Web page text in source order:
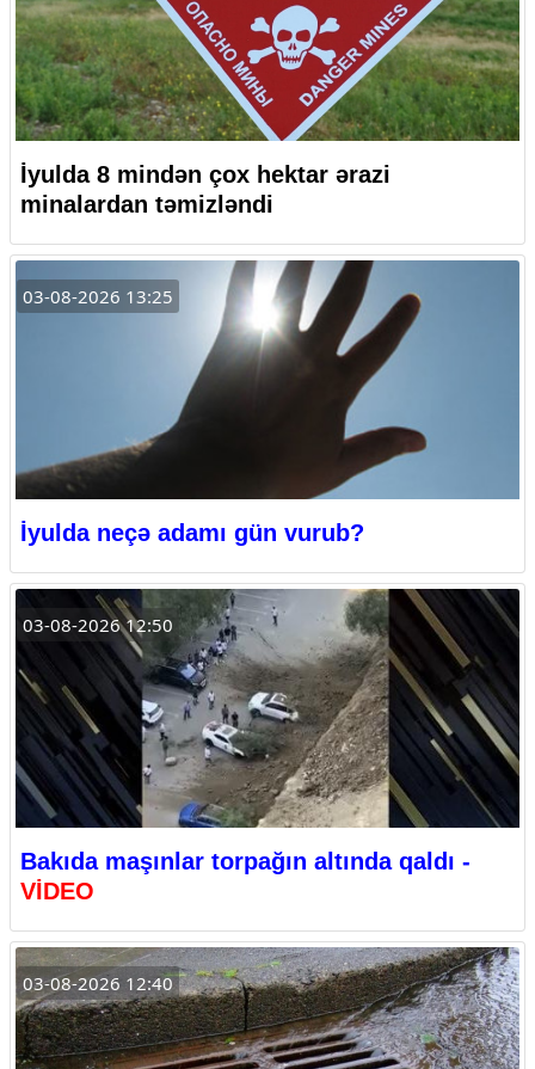
İyulda 8 mindən çox hektar ərazi
minalardan təmizləndi
03-08-2026 13:25
İyulda neçə adamı gün vurub?
03-08-2026 12:50
Bakıda maşınlar torpağın altında qaldı -
VİDEO
03-08-2026 12:40